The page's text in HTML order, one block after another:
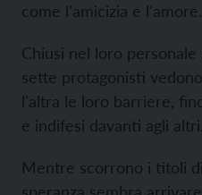
come l'amicizia e l'amore.
Chiusi nel loro
sette protagonisti
l'altra le loro barriere,
e indifesi davanti agli altri.
Mentre scorrono i titoli